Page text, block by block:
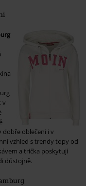
v
dobře oblečeni i v
vzhled s trendy topy od
a trička poskytují
důstojně.